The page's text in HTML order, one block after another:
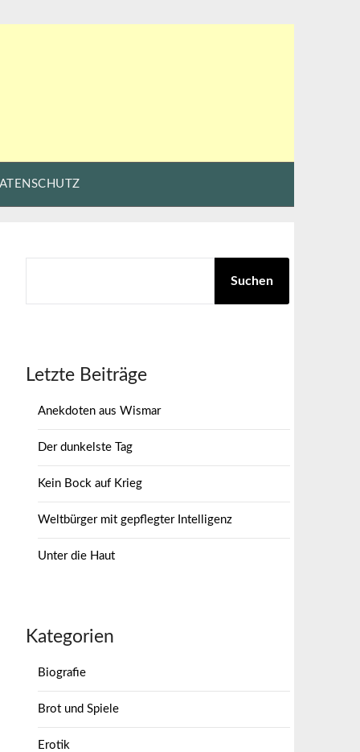
Suchen
Letzte Beiträge
Anekdoten aus Wismar
Der dunkelste Tag
Kein Bock auf Krieg
Weltbürger mit gepflegter Intelligenz
Unter die Haut
Kategorien
Biografie
Brot und Spiele
Erotik